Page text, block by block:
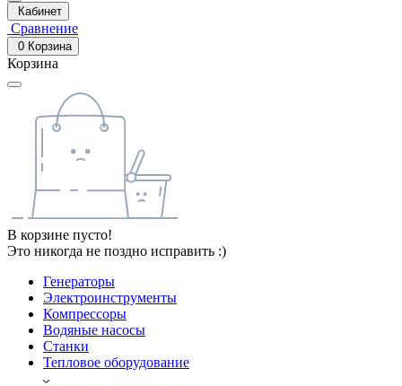
Кабинет
Сравнение
0 Корзина
Корзина
В корзине пусто!
Это никогда не поздно исправить :)
Генераторы
Электроинструменты
Компрессоры
Водяные насосы
Станки
Тепловое оборудование